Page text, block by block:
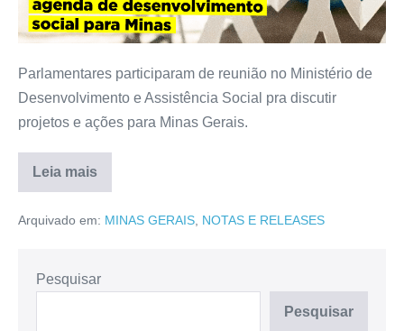
Parlamentares participaram de reunião no Ministério de
Desenvolvimento e Assistência Social pra discutir
projetos e ações para Minas Gerais.
Leia mais
Arquivado em: MINAS GERAIS NOTAS E RELEASES
Pesquisar
Pesquisar